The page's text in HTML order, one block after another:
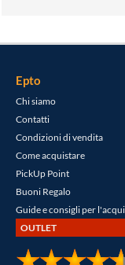
Epto
Chi siamo
Contatti
Condizioni di vendita
Come acquistare
PickUp Point
Buoni Regalo
Guide e consigli per
OUTLET